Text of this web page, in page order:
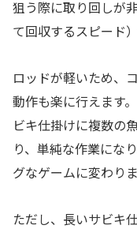
狙う際に取り回しが
て回収するスピード
ロッドが軽いため、
動作も楽に行えます
ビキ仕掛けに複数の
り、単純な作業にな
グなゲームに変わりま
ただし、長いサビキ